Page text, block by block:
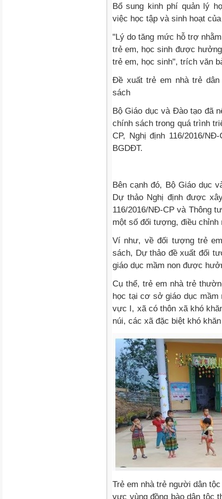
Bổ sung kinh phí quản lý
việc học tập và sinh hoạt
"Lý do tăng mức hỗ trợ
trẻ em, học sinh được
trẻ em, học sinh", trích văn
Đề xuất trẻ em nhà trẻ
sách
Bộ Giáo dục và Đào tạo đã
chính sách trong quá trình
CP, Nghị định 116/2016/
BGDĐT.
Bên cạnh đó, Bộ Giáo dục
Dự thảo Nghị định được
116/2016/NĐ-CP và Thông
một số đối tượng, điều
Ví như, về đối tượng trẻ
sách, Dự thảo đề xuất đối
giáo dục mầm non được
Cụ thể, trẻ em nhà trẻ
học tại cơ sở giáo dục
vực I, xã có thôn xã khó
núi, các xã đặc biệt khó
Trẻ em nhà trẻ người dân
vực vùng đồng bào dân tộc